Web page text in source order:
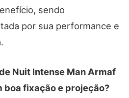
sendo
por sua performance e
Nuit Intense Man Armaf
boa fixação e projeção?